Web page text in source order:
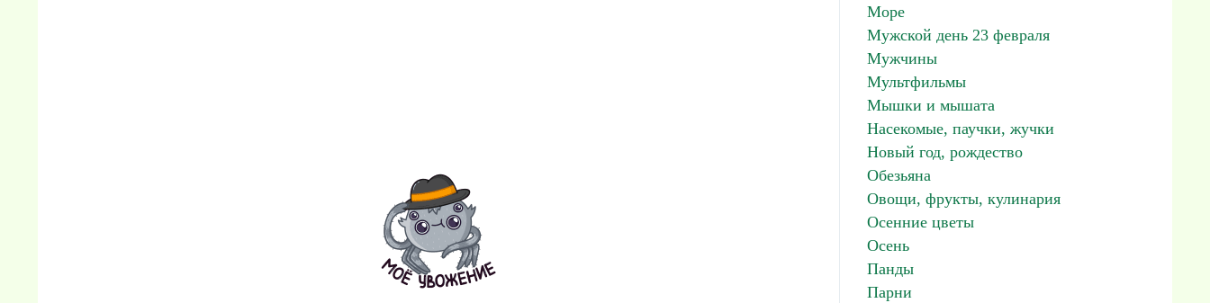
Море
Мужской день 23 февраля
Мужчины
Мультфильмы
Мышки и мышата
Насекомые, паучки, жучки
Новый год, рождество
Обезьяна
Овощи, фрукты, кулинария
Осенние цветы
Осень
Панды
Парни